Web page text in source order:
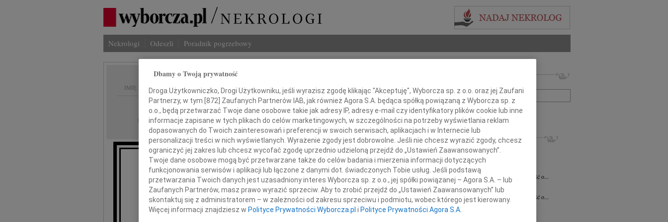
Nekrologi Odeszli Poradnik pogrzebowy
IMIĘ I NAZWISKO:
REGION: Białystok
DATA EMISJI: 06.11.2019
Samorząd Lekarski Podlasia
z wielkim żalem żegna
Dr. n. med.
+ szukanie zaawansowane
INNE NEKROLOGI
22.07.2026
Białystok
Pani notariusz Halinie Dorocie Agaciak...
Paweł Niemyjski 06.07.2026
Z głębokim smutkiem przyjęliśmy wiadomość o...
Jerzy Kulesza23.06.2026 Białystok
Z głębokim smutkiem przyjęliśmy wiadomość o...
22.06.2026
Dbamy o Twoją prywatność
Droga Użytkowniczko, Drogi Użytkowniku, jeśli wyrazisz zgodę klikając "Akceptuję", Wyborcza sp. z o.o. oraz jej Zaufani
Partnerzy, w tym [872] Zaufanych Partnerów IAB, jak również Agora S.A. będąca spółką powiązaną z Wyborcza sp. z
o.o., będą przetwarzać Twoje dane osobowe takie jak adresy IP, adresy e-mail czy identyfikatory plików cookie lub inne
informacje zapisane w tych plikach do celów marketingowych, w szczególności na potrzeby wyświetlania reklam
dopasowanych do Twoich zainteresowań i preferencji w swoich serwisach, aplikacjach i w Internecie lub
personalizacji treści w nich wyświetlanych. Wyrażenie zgody jest dobrowolne. Jeśli nie chcesz wyrazić zgody, chcesz
ograniczyć jej zakres lub chcesz wycofać zgodę uprzednio udzieloną przejdź do „Ustawień Zaawansowanych”.
Twoje dane osobowe mogą być przetwarzane także do celów badania i mierzenia informacji dotyczących
funkcjonowania serwisów i aplikacji lub łączone z danymi dot. świadczonych Tobie usług. Jeśli podstawą
przetwarzania Twoich danych jest uzasadniony interes Wyborcza sp. z o.o., jej spółki powiązanej – Agora S.A. – lub
Zaufanych Partnerów, masz prawo wyrazić sprzeciw. Aby to zrobić przejdź do „Ustawień Zaawansowanych” lub
skontaktuj się z administratorem – w zależności od zakresu sprzeciwu i podmiotu, wobec którego jest kierowany.
Więcej informacji znajdziesz w Polityce Prywatności Wyborcza.pl i Polityce Prywatności Agora S.A.